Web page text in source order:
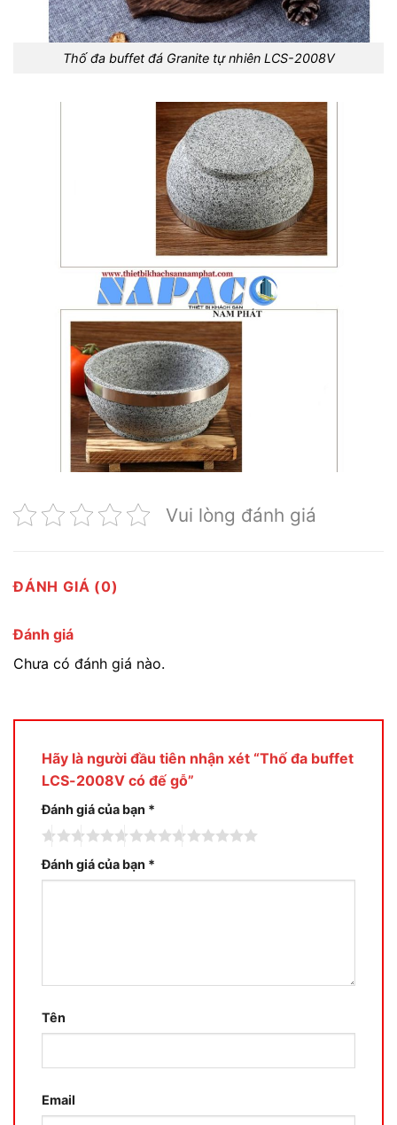
Thố đa buffet đá Granite tự nhiên LCS-2008V
Vui lòng đánh giá
ĐÁNH GIÁ (0)
Đánh giá
Chưa có đánh giá nào.
Hãy là người đầu tiên nhận xét “Thố đa buffet
LCS-2008V có đế gỗ”
Đánh giá của bạn *
Đánh giá của bạn *
Tên
Email